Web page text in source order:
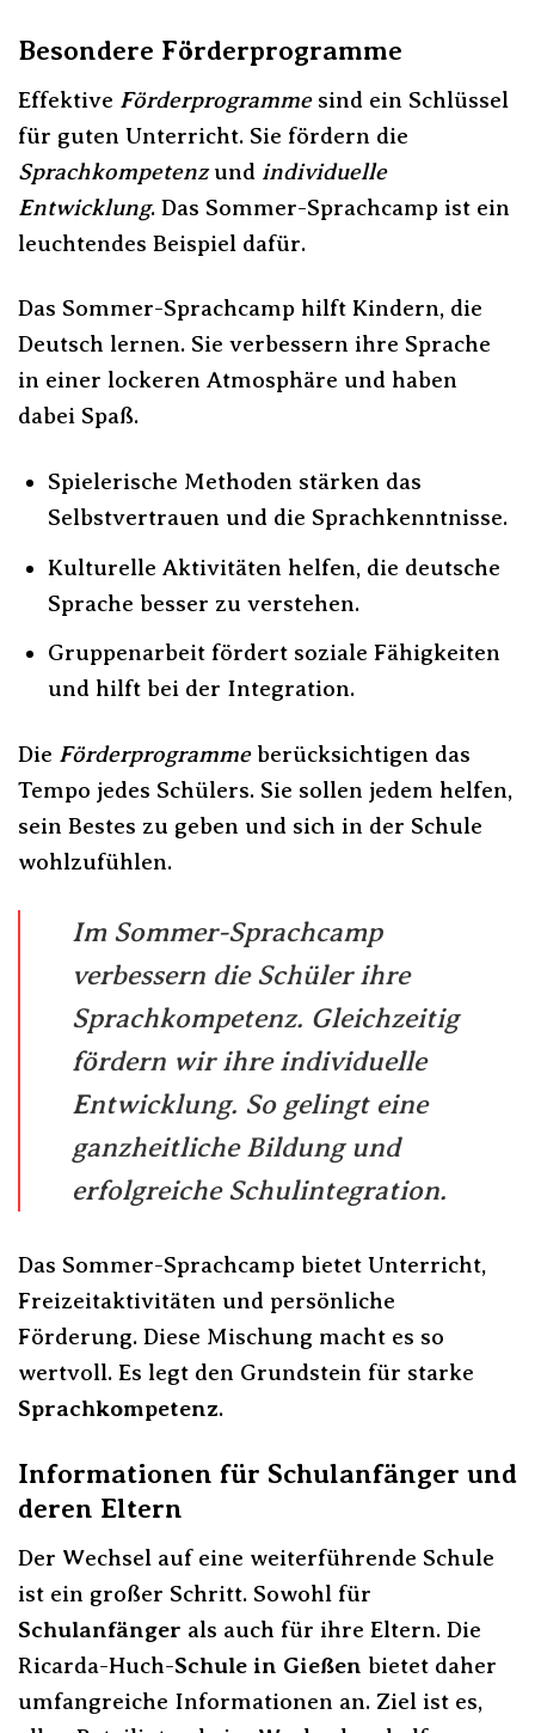
Besondere Förderprogramme
Effektive Förderprogrammesind ein Schlüssel
für guten Unterricht. Sie fördern die
Sprachkompetenzund individuelle
Entwicklung. Das Sommer-Sprachcamp ist ein
leuchtendes Beispiel dafür.
Das Sommer-Sprachcamp hilft Kindern, die
Deutsch lernen. Sie verbessern ihre Sprache
in einer lockeren Atmosphäre und haben
dabei Spaß.
Spielerische Methoden stärken das
Selbstvertrauen und die Sprachkenntnisse.
Kulturelle Aktivitäten helfen, die deutsche
Sprache besser zu verstehen.
Gruppenarbeit fördert soziale Fähigkeiten
und hilft bei der Integration.
Die Förderprogrammeberücksichtigen das
Tempo jedes Schülers. Sie sollen jedem helfen,
sein Bestes zu geben und sich in der Schule
wohlzufühlen.
Im Sommer-Sprachcamp
verbessern die Schüler ihre
Sprachkompetenz. Gleichzeitig
fördern wir ihreindividuelle
Entwicklung. So gelingt eine
ganzheitliche Bildung und
erfolgreiche Schulintegration.
Das Sommer-Sprachcamp bietet Unterricht,
Freizeitaktivitäten und persönliche
Förderung. Diese Mischung macht es so
wertvoll. Es legt den Grundstein für starke
Sprachkompetenz.
Informationen für Schulanfänger und
deren Eltern
Der Wechsel auf eine weiterführende Schule
ist ein großer Schritt. Sowohl für
Schulanfänger als auch für ihre Eltern. Die
Ricarda-Huch-Schule in Gießen bietet daher
umfangreiche Informationen an. Ziel ist es,